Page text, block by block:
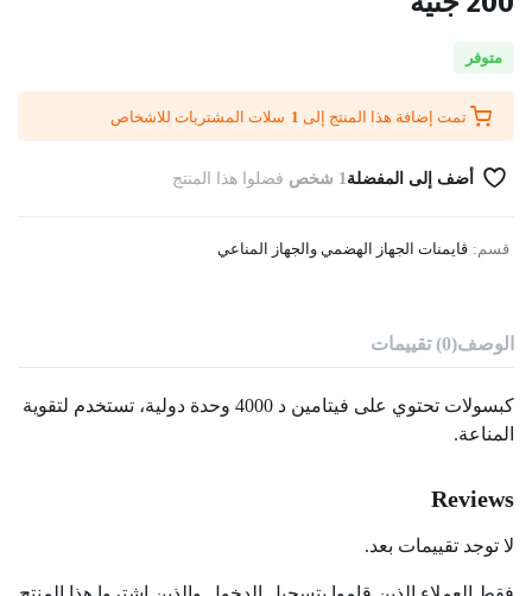
متوفر
تمت إضافة هذا المنتج إلى 1 سلات المشتريات للاشخاص
أضف إلى المفضلة1 شخص فضلوا هذا المنتج
قسم: ڤايمنات الجهاز الهضمي والجهاز المناعي
الوصف(0) تقييمات
كبسولات تحتوي على فيتامين د 4000 وحدة دولية، تستخدم لتقوية
المناعة.
Reviews
لا توجد تقييمات بعد.